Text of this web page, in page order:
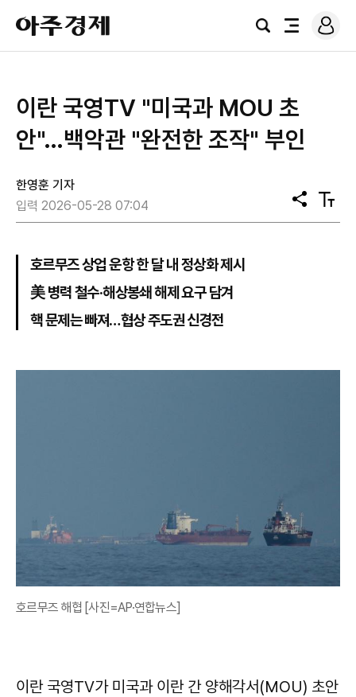
아
주
경
검
전
로
그
이란 국영TV "미국과 MOU 초
안"…백악관 "완전한 조작" 부인
한영훈 기자
입력 2026-05-28 07:04
공
유
텍
스
호르무즈 상업 운항 한 달 내 정상화 제시
美 병력 철수·해상봉쇄 해제 요구 담겨
핵 문제는 빠져…협상 주도권 신경전
호르무즈 해협 [사진=AP·연합뉴스]
이란 국영TV가 미국과 이란 간 양해각서(MOU) 초안